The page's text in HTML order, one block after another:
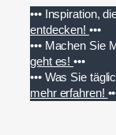
Inhalt
springen
••• Inspiration,
entdecken! •••
••• Machen Sie
geht es!•••
••• Was Sie
mehr erfahren!